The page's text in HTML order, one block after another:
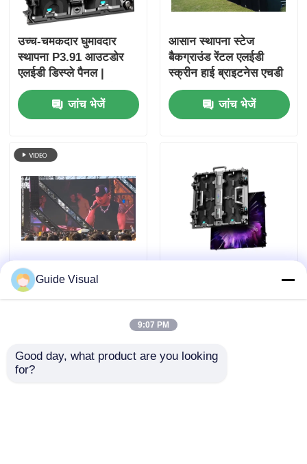
उच्च-चमकदार घुमावदार
स्थापना P3.91 आउटडोर
एलईडी डिस्प्ले पैनल |
व्यावसायिक कार्यक्रमों के लिए
पोर्टेबल एलईडी स्क्रीन और
एलईडी वॉल
जांच भेजें
आसान स्थापना स्टेज
बैकग्राउंड रेंटल एलईडी
स्क्रीन हाई ब्राइटनेस एचडी
P2.9 P3.91 P4 बिग
एलईडी आउटडोर डिस्प्ले विद
ट्रस
जांच भेजें
पृष्ठभूमि स्टेज कॉन्सर्ट लाइट
वेट एलईडी स्क्रीन रेंटल
LED वीडियो वॉल 7680Hz
इवेंट के लिए डुअल पावर और
Guide Visual
9:07 PM
Good day, what product are you looking
for?